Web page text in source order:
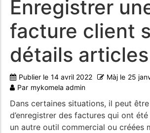
Enregistrer
facture client
détails articles
Publier le 14 avril 2022 Màj le 25
Par mykomela admin
Dans certaines situations, il peut
d’enregistrer des factures qui ont
un autre outil commercial ou créées